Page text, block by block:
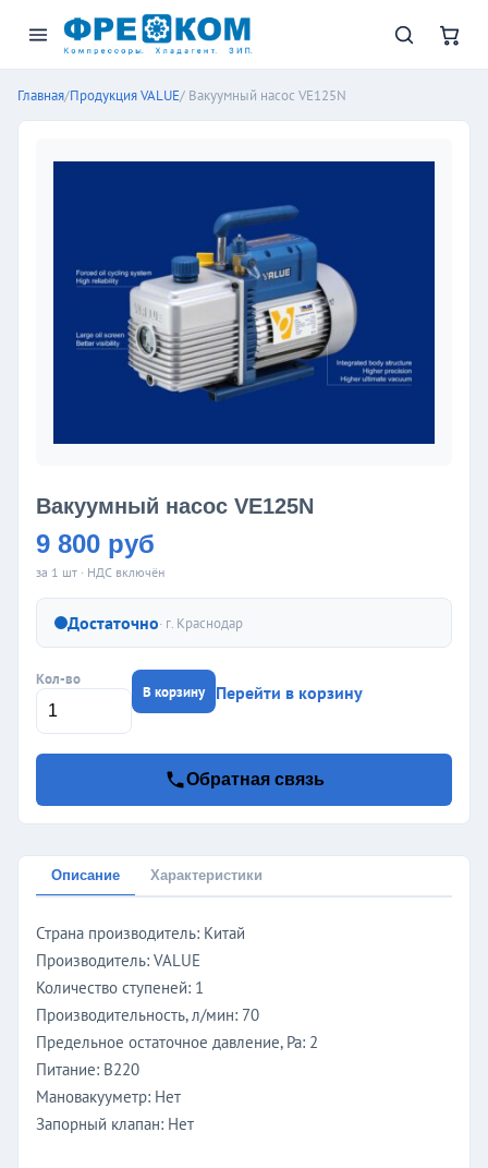
Главная/Продукция VALUE/ Вакуумный насос VE125N
Вакуумный насос VE125N
9 800 руб
за 1 шт · НДС включён
Достаточно· г. Краснодар
Кол-во
В корзину Перейти в корзину
Обратная связь
Описание Характеристики
Страна производитель: Китай
Производитель: VALUE
Количество ступеней: 1
Производительность, л/мин: 70
Предельное остаточное давление, Pa: 2
Питание: В220
Мановакууметр: Нет
Запорный клапан: Нет